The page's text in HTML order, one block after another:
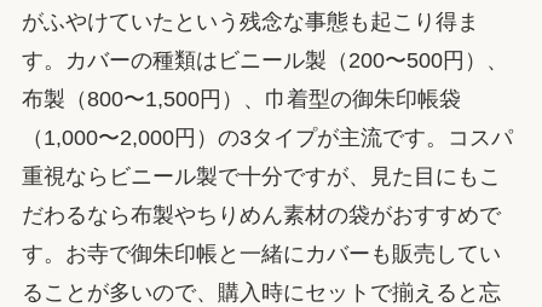
がふやけていたという残念な事態も起こり得ま
す。カバーの種類はビニール製（200〜500円）、
布製（800〜1,500円）、巾着型の御朱印帳袋
（1,000〜2,000円）の3タイプが主流です。コスパ
重視ならビニール製で十分ですが、見た目にもこ
だわるなら布製やちりめん素材の袋がおすすめで
す。お寺で御朱印帳と一緒にカバーも販売してい
ることが多いので、購入時にセットで揃えると忘